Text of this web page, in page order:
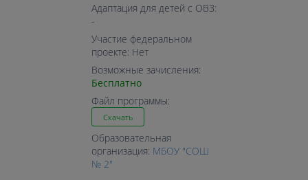
Адаптация для детей с ОВЗ:
-
Участие федеральном
проекте: Нет
Возможные зачисления:
Бесплатно
Файл программы:
Скачать
Образовательная
организация: МБОУ "СОШ
№ 2"